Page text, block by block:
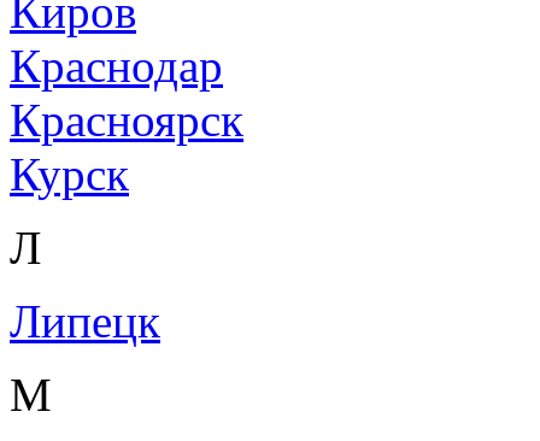
Киров
Краснодар
Красноярск
Курск
Л
Липецк
М